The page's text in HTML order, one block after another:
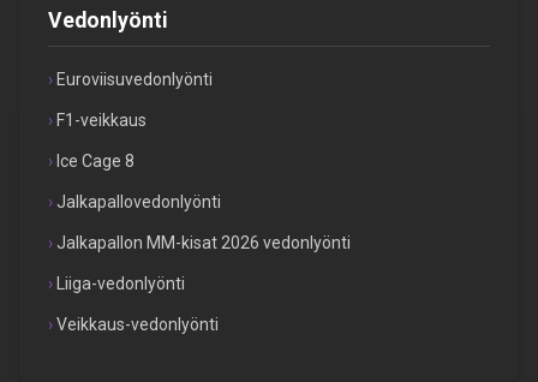
Vedonlyönti
Euroviisuvedonlyönti
F1-veikkaus
Ice Cage 8
Jalkapallovedonlyönti
Jalkapallon MM-kisat 2026 vedonlyönti
Liiga-vedonlyönti
Veikkaus-vedonlyönti